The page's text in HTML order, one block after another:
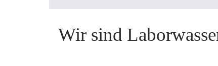
Wir sind